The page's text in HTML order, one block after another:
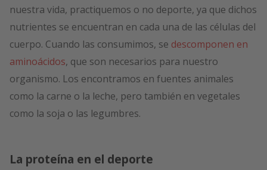
nuestra vida, practiquemos o no deporte, ya que dichos
nutrientes se encuentran en cada una de las células del
cuerpo. Cuando las consumimos, se descomponen en
aminoácidos, que son necesarios para nuestro
organismo. Los encontramos en fuentes animales
como la carne o la leche, pero también en vegetales
como la soja o las legumbres.
La proteína en el deporte